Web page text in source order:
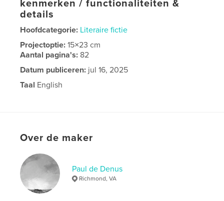
kenmerken / functionaliteiten &
details
Hoofdcategorie: Literaire fictie
Projectoptie:15×23 cm
Aantal pagina's: 82
Datum publiceren: jul 16, 2025
Taal English
Over de maker
Paul de Denus
Richmond, VA